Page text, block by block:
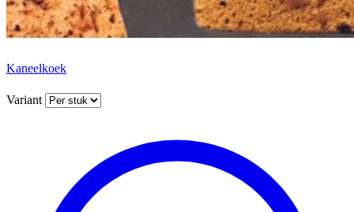
Kaneelkoek
Variant